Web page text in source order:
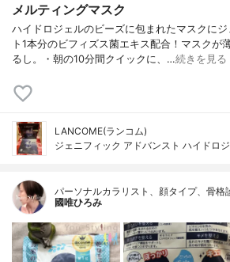
メルティングマスク
ハイドロジェルのビーズに包まれたマスクに
ト1本分のビフィズス菌エキス配合！マスクが
るし。・朝の10分間クイックに、…続きを見る
LANCOME(ランコム)
ジェニフィック アドバンスト ハイドロ
パーソナルカラリスト、顔タイプ、骨格
國唯ひろみ